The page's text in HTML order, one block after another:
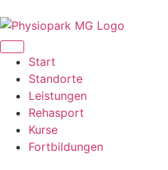
Start
Standorte
Leistungen
Rehasport
Kurse
Fortbildungen